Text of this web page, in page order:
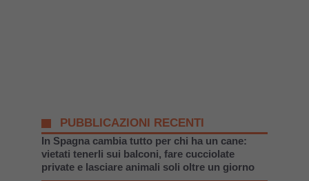
PUBBLICAZIONI RECENTI
In Spagna cambia tutto per chi ha un cane:
vietati tenerli sui balconi, fare cucciolate
private e lasciare animali soli oltre un giorno